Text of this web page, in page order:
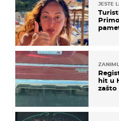
JESTE
hit u
zašto